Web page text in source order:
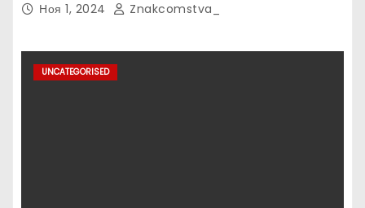
Ноя 1, 2024 Znakcomstva_
UNCATEGORISED